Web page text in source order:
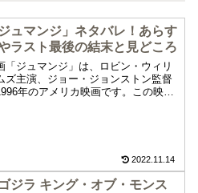
ジュマンジ」ネタバレ！あらす
ラスト最後の結末と見どころ
「ジュマンジ」は、ロビン・ウィリ
ズ主演、ジョー・ジョンストン監督
年のアメリカ映画です。この映画
2022.11.14
ゴジラ キング・オブ・モンス